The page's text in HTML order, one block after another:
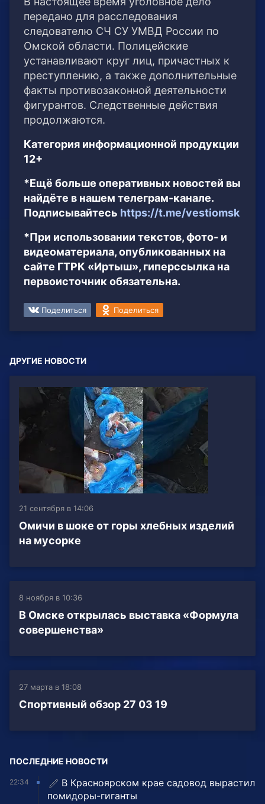
передано для расследования
следователю СЧ СУ УМВД России по
Омской области. Полицейские
устанавливают круг лиц, причастных к
преступлению, а также дополнительные
факты противозаконной деятельности
фигурантов. Следственные действия
продолжаются.
Категория информационной продукции
12+
*Ещё больше оперативных новостей вы
найдёте в нашем телеграм-канале.
Подписывайтесь https://t.me/vestiomsk
*При использовании текстов, фото- и
видеоматериала, опубликованных на
сайте ГТРК «Иртыш», гиперссылка на
первоисточник обязательна.
Поделиться Поделиться
ДРУГИЕ НОВОСТИ
21 сентября в 14:06
Омичи в шоке от горы хлебных изделий
на мусорке
8 ноября в 10:36
В Омске открылась выставка «Формула
совершенства»
27 марта в 18:08
Спортивный обзор 27 03 19
ПОСЛЕДНИЕ НОВОСТИ
22:34
В Красноярском крае садовод вырастил
помидоры-гиганты